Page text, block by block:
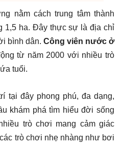
nằm cách trung tâm thành
1,5 ha. Đây thực sự là địa chỉ
bình dân. Công viên nước ở
từ năm 2000 với nhiều trò
tuổi.
tại đây phong phú, đa dạng,
khám phá tìm hiểu đời sống
trò chơi mang cảm giác
trò chơi nhẹ nhàng như bơi